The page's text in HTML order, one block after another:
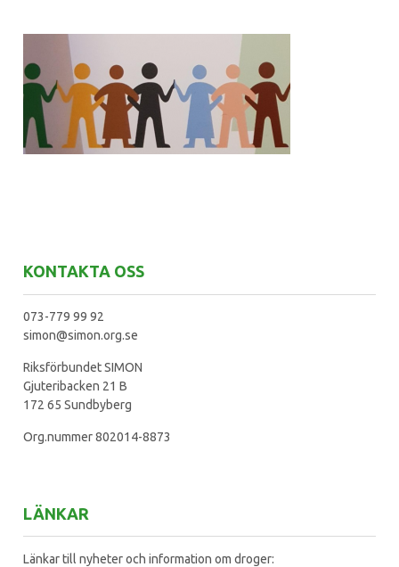
KONTAKTA OSS
073-779 99 92
simon@simon.org.se
Riksförbundet SIMON
Gjuteribacken 21 B
172 65 Sundbyberg
Org.nummer 802014-8873
LÄNKAR
Länkar till nyheter och information om droger: